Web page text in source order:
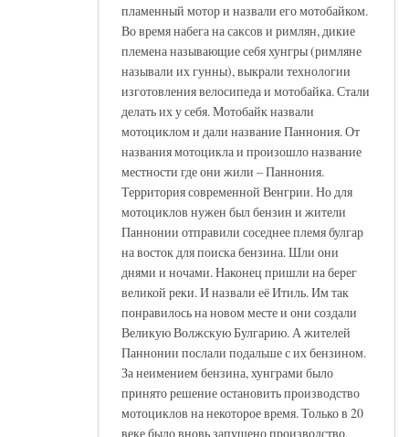
пламенный мотор и назвали его мотобайком.
Во время набега на саксов и римлян, дикие
племена называющие себя хунгры (римляне
называли их гунны), выкрали технологии
изготовления велосипеда и мотобайка. Стали
делать их у себя. Мотобайк назвали
мотоциклом и дали название Паннония. От
названия мотоцикла и произошло название
местности где они жили – Паннония.
Территория современной Венгрии. Но для
мотоциклов нужен был бензин и жители
Паннонии отправили соседнее племя булгар
на восток для поиска бензина. Шли они
днями и ночами. Наконец пришли на берег
великой реки. И назвали её Итиль. Им так
понравилось на новом месте и они создали
Великую Волжскую Булгарию. А жителей
Паннонии послали подальше с их бензином.
За неимением бензина, хунграми было
принято решение остановить производство
мотоциклов на некоторое время. Только в 20
веке было вновь запущено производство.